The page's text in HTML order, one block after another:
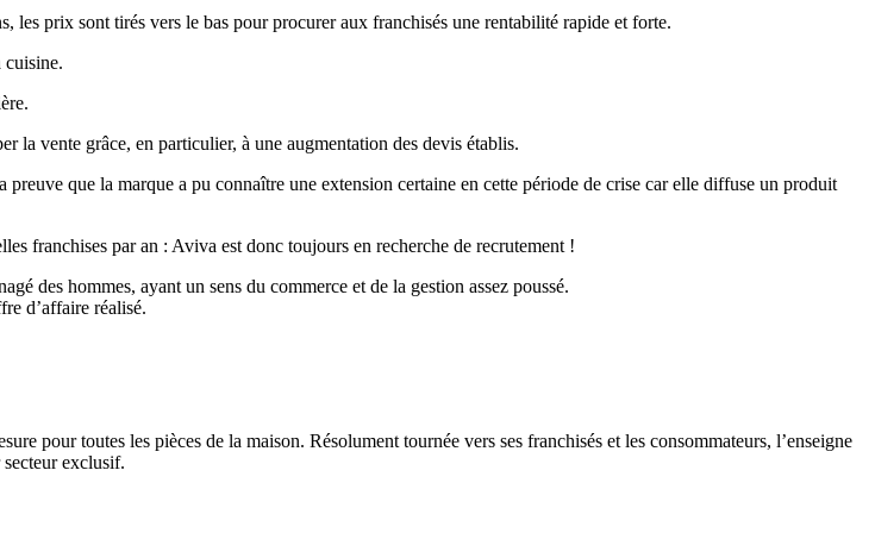
les prix sont tirés vers le bas pour procurer aux franchisés une rentabilité rapide et forte.
cuisine.
la vente grâce, en particulier, à une augmentation des devis établis.
que la marque a pu connaître une extension certaine en cette période de crise car elle diffuse un produit
franchises par an : Aviva est donc toujours en recherche de recrutement !
des hommes, ayant un sens du commerce et de la gestion assez poussé.
d’affaire réalisé.
pour toutes les pièces de la maison. Résolument tournée vers ses franchisés et les consommateurs, l’enseigne
exclusif.